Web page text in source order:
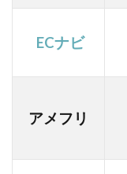
で楽
きる
【ちょ
ECナビ
アメフリ